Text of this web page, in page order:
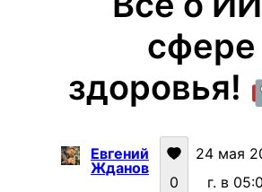
сфере
здоровья!
Евгений
Жданов
0
24 мая
г. в